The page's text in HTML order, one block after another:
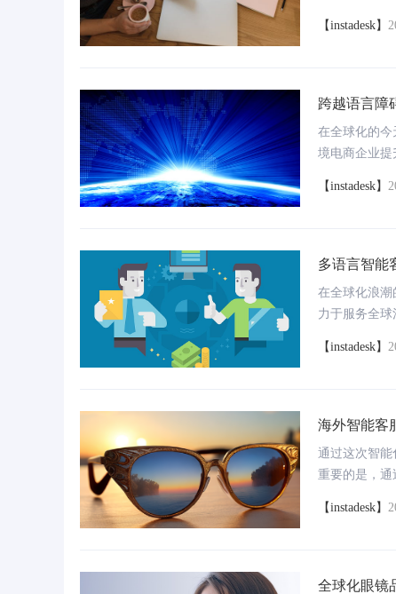
了跨境电商
语言智能客
【instadesk】
跨越语言障
在全球化的今
境电商企业提
言智能客服
跃。
【instadesk】
多语言智能
在全球化浪潮
力于服务全
其能否在激
名跨境电商
【instadesk】
海外智能客
通过这次智能
重要的是，通
例充分展示
考和启示。
【instadesk】
全球化眼镜